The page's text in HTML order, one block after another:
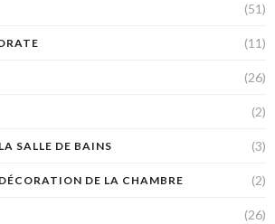
(51)
(11)
(26)
(2)
SALLE DE BAINS (3)
DE LA CHAMBRE (2)
(26)